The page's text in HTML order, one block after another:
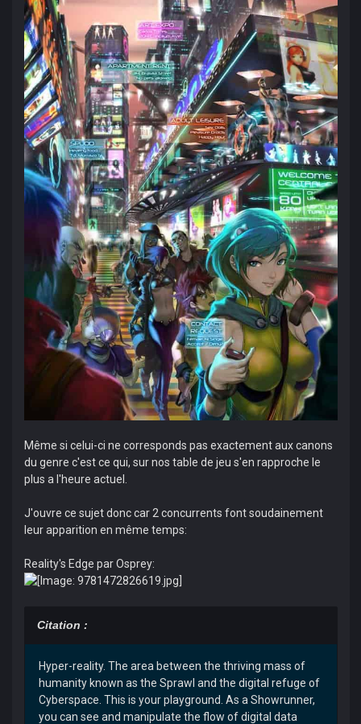
Même si celui-ci ne corresponds pas exactement aux canons
du genre c'est ce qui, sur nos table de jeu s'en rapproche le
plus a l'heure actuel.
J'ouvre ce sujet donc car 2 concurrents font soudainement
leur apparition en même temps:
Reality's Edge par Osprey:
Citation :
Hyper-reality. The area between the thriving mass of
humanity known as the Sprawl and the digital refuge of
Cyberspace. This is your playground. As a Showrunner,
you can see and manipulate the flow of digital data